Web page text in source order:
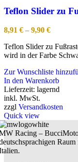
Teflon Slider zu
8,91 €–9,90 €
Teflon Slider zu
wird in der Farbe
Zur Wunschliste
In den Warenkorb
Lieferzeit: lagernd
inkl. MwSt.
zzgl Versandkosten
Quick view
Racing –